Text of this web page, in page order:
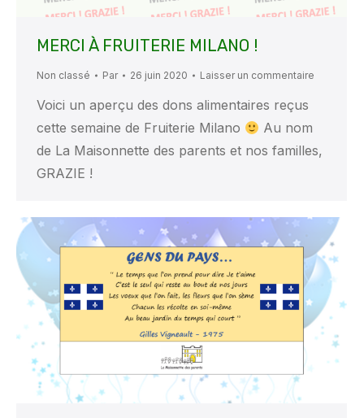
MERCI À FRUITERIE MILANO !
Non classé Par 26 juin 2020 Laisser un commentaire
Voici un aperçu des dons alimentaires reçus
cette semaine de Fruiterie Milano
Au nom
de La Maisonnette des parents et nos familles,
GRAZIE !